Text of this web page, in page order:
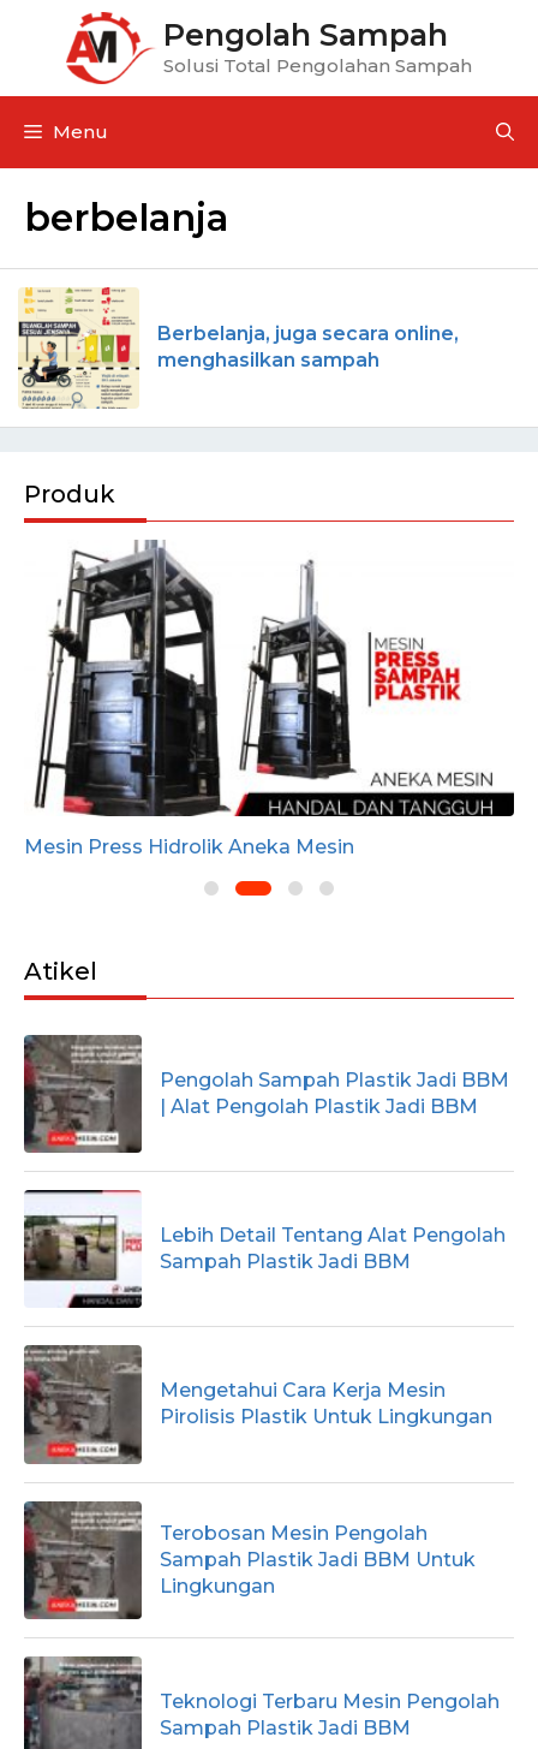
Pengolah Sampah
Solusi Total Pengolahan Sampah
Menu
berbelanja
Berbelanja, juga secara online,
menghasilkan sampah
Produk
Mesin Press Hidrolik Aneka Mesin
Atikel
Pengolah Sampah Plastik Jadi BBM
| Alat Pengolah Plastik Jadi BBM
Lebih Detail Tentang Alat Pengolah
Sampah Plastik Jadi BBM
Mengetahui Cara Kerja Mesin
Pirolisis Plastik Untuk Lingkungan
Terobosan Mesin Pengolah
Sampah Plastik Jadi BBM Untuk
Lingkungan
Teknologi Terbaru Mesin Pengolah
Sampah Plastik Jadi BBM